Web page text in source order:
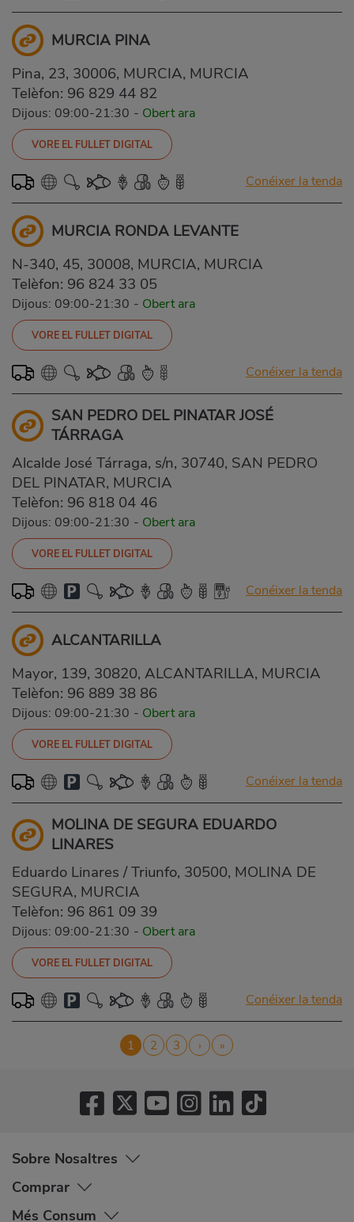
MURCIA PINA
Pina, 23, 30006, MURCIA, MURCIA
Telèfon: 96 829 44 82
Dijous: 09:00-21:30 - Obert ara
VORE EL FULLET DIGITAL
Conéixer la tenda
MURCIA RONDA LEVANTE
N-340, 45, 30008, MURCIA, MURCIA
Telèfon: 96 824 33 05
Dijous: 09:00-21:30 - Obert ara
VORE EL FULLET DIGITAL
Conéixer la tenda
SAN PEDRO DEL PINATAR JOSÉ
TÁRRAGA
Alcalde José Tárraga, s/n, 30740, SAN PEDRO
DEL PINATAR, MURCIA
Telèfon: 96 818 04 46
Dijous: 09:00-21:30 - Obert ara
VORE EL FULLET DIGITAL
Conéixer la tenda
ALCANTARILLA
Mayor, 139, 30820, ALCANTARILLA, MURCIA
Telèfon: 96 889 38 86
Dijous: 09:00-21:30 - Obert ara
VORE EL FULLET DIGITAL
Conéixer la tenda
MOLINA DE SEGURA EDUARDO
LINARES
Eduardo Linares / Triunfo, 30500, MOLINA DE
SEGURA, MURCIA
Telèfon: 96 861 09 39
Dijous: 09:00-21:30 - Obert ara
VORE EL FULLET DIGITAL
Conéixer la tenda
Current
page
1 Page
2 Page
3
Next
page
›
Last
page
»
Sobre Nosaltres
Comprar
Més Consum